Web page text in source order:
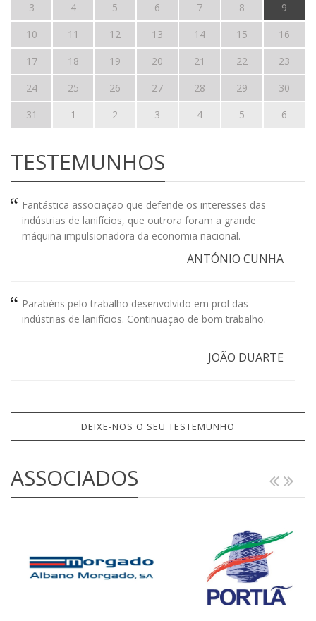
3
4 5 6 7 8
9
10
11 12 13 14 15
16
17
18 19 20 21 22
23
24
25 26 27 28 29
30
31
1 2 3 4 5 6
TESTEMUNHOS
Fantástica associação que defende os interesses das
indústrias de lanifícios, que outrora foram a grande
máquina impulsionadora da economia nacional.
ANTÓNIO CUNHA
Parabéns pelo trabalho desenvolvido em prol das
indústrias de lanifícios. Continuação de bom trabalho.
JOÃO DUARTE
DEIXE-NOS O SEU TESTEMUNHO
ASSOCIADOS